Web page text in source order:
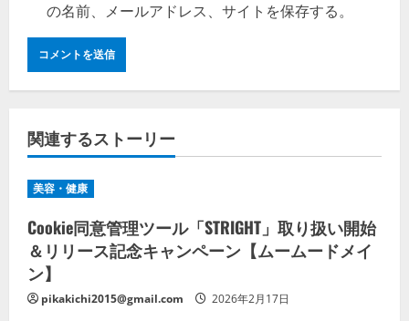
の名前、メールアドレス、サイトを保存する。
関連するストーリー
美容・健康
Cookie同意管理ツール「STRIGHT」取り扱い開始
＆リリース記念キャンペーン【ムームードメイ
ン】
pikakichi2015@gmail.com 2026年2月17日